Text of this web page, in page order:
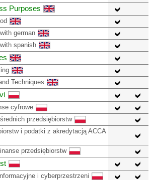
Purposes
german
spanish
Techniques
cyfrowe
przedsiębiorstw
i podatki z akredytacją ACCA
przedsiębiorstw
i cyberprzestrzeni